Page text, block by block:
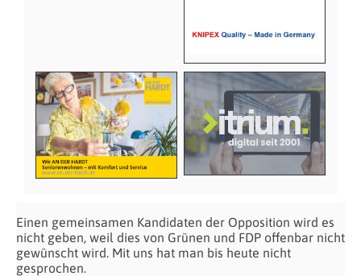
Einen gemeinsamen Kandidaten der Opposition wird es
nicht geben, weil dies von Grünen und FDP offenbar nicht
gewünscht wird. Mit uns hat man bis heute nicht
gesprochen.